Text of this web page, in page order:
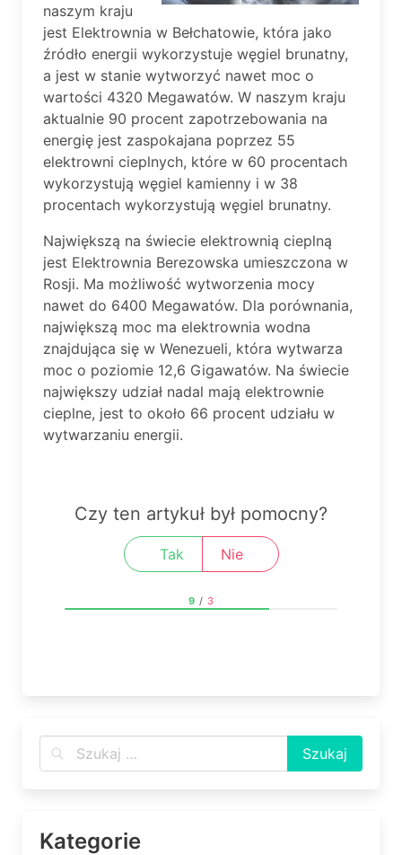
naszym kraju
jest Elektrownia w Bełchatowie, która jako
źródło energii wykorzystuje węgiel brunatny,
a jest w stanie wytworzyć nawet moc o
wartości 4320 Megawatów. W naszym kraju
aktualnie 90 procent zapotrzebowania na
energię jest zaspokajana poprzez 55
elektrowni cieplnych, które w 60 procentach
wykorzystują węgiel kamienny i w 38
procentach wykorzystują węgiel brunatny.
Największą na świecie elektrownią cieplną
jest Elektrownia Berezowska umieszczona w
Rosji. Ma możliwość wytworzenia mocy
nawet do 6400 Megawatów. Dla porównania,
największą moc ma elektrownia wodna
znajdująca się w Wenezueli, która wytwarza
moc o poziomie 12,6 Gigawatów. Na świecie
największy udział nadal mają elektrownie
cieplne, jest to około 66 procent udziału w
wytwarzaniu energii.
Czy ten artykuł był pomocny?
Tak Nie
9 / 3
Kategorie